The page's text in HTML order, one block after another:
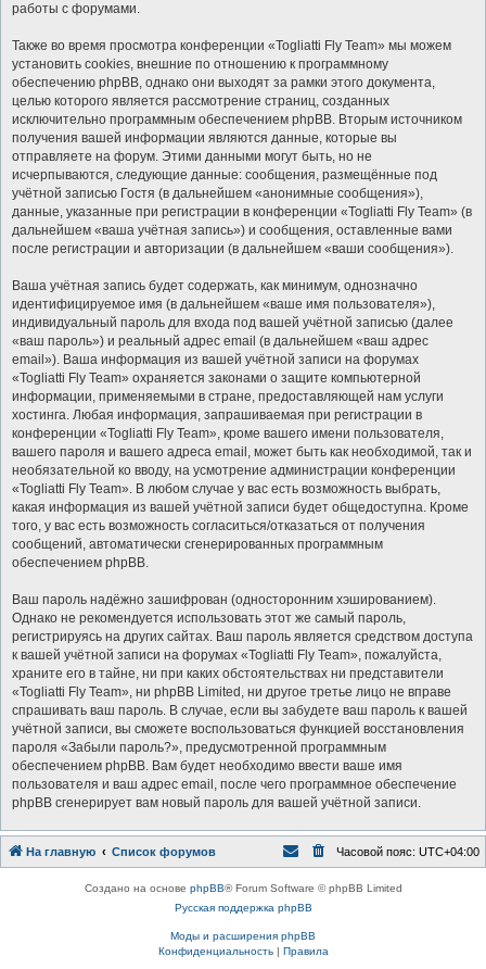
работы с форумами.
Также во время просмотра конференции «Togliatti Fly Team» мы можем
установить cookies, внешние по отношению к программному
обеспечению phpBB, однако они выходят за рамки этого документа,
целью которого является рассмотрение страниц, созданных
исключительно программным обеспечением phpBB. Вторым источником
получения вашей информации являются данные, которые вы
отправляете на форум. Этими данными могут быть, но не
исчерпываются, следующие данные: сообщения, размещённые под
учётной записью Гостя (в дальнейшем «анонимные сообщения»),
данные, указанные при регистрации в конференции «Togliatti Fly Team» (в
дальнейшем «ваша учётная запись») и сообщения, оставленные вами
после регистрации и авторизации (в дальнейшем «ваши сообщения»).
Ваша учётная запись будет содержать, как минимум, однозначно
идентифицируемое имя (в дальнейшем «ваше имя пользователя»),
индивидуальный пароль для входа под вашей учётной записью (далее
«ваш пароль») и реальный адрес email (в дальнейшем «ваш адрес
email»). Ваша информация из вашей учётной записи на форумах
«Togliatti Fly Team» охраняется законами о защите компьютерной
информации, применяемыми в стране, предоставляющей нам услуги
хостинга. Любая информация, запрашиваемая при регистрации в
конференции «Togliatti Fly Team», кроме вашего имени пользователя,
вашего пароля и вашего адреса email, может быть как необходимой, так и
необязательной ко вводу, на усмотрение администрации конференции
«Togliatti Fly Team». В любом случае у вас есть возможность выбрать,
какая информация из вашей учётной записи будет общедоступна. Кроме
того, у вас есть возможность согласиться/отказаться от получения
сообщений, автоматически сгенерированных программным
обеспечением phpBB.
Ваш пароль надёжно зашифрован (односторонним хэшированием).
Однако не рекомендуется использовать этот же самый пароль,
регистрируясь на других сайтах. Ваш пароль является средством доступа
к вашей учётной записи на форумах «Togliatti Fly Team», пожалуйста,
храните его в тайне, ни при каких обстоятельствах ни представители
«Togliatti Fly Team», ни phpBB Limited, ни другое третье лицо не вправе
спрашивать ваш пароль. В случае, если вы забудете ваш пароль к вашей
учётной записи, вы сможете воспользоваться функцией восстановления
пароля «Забыли пароль?», предусмотренной программным
обеспечением phpBB. Вам будет необходимо ввести ваше имя
пользователя и ваш адрес email, после чего программное обеспечение
phpBB сгенерирует вам новый пароль для вашей учётной записи.
На главную Список форумов Часовой пояс: UTC+04:00
Создано на основе phpBB® Forum Software © phpBB Limited
Русская поддержка phpBB
Моды и расширения phpBB
Конфиденциальность| Правила